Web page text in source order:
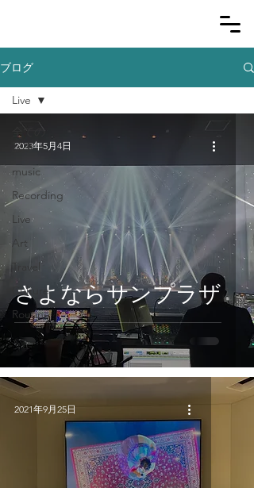
ブログ
全ての
記事
music
Recording
Live
Art
Travel
Culture
Routine
Live
さよならサンプラザ
2023年5月4日
2021年9月25日